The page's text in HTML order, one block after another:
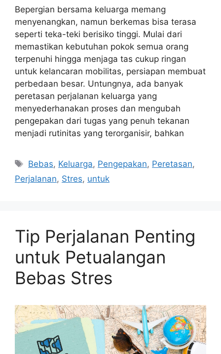
Bepergian bersama keluarga memang
menyenangkan, namun berkemas bisa terasa
seperti teka-teki berisiko tinggi. Mulai dari
memastikan kebutuhan pokok semua orang
terpenuhi hingga menjaga tas cukup ringan
untuk kelancaran mobilitas, persiapan membuat
perbedaan besar. Untungnya, ada banyak
peretasan perjalanan keluarga yang
menyederhanakan proses dan mengubah
pengepakan dari tugas yang penuh tekanan
menjadi rutinitas yang terorganisir, bahkan
Tags
Bebas, Keluarga, Pengepakan, Peretasan,
Perjalanan, Stres, untuk
Tip Perjalanan Penting
untuk Petualangan
Bebas Stres